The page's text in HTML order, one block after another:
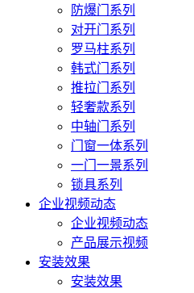
防爆门系列
对开门系列
罗马柱系列
韩式门系列
推拉门系列
轻奢款系列
中轴门系列
门窗一体系列
一门一景系列
锁具系列
企业视频动态
企业视频动态
产品展示视频
安装效果
安装效果